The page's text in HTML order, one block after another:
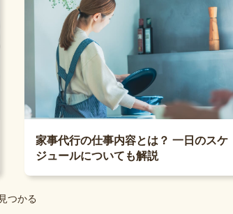
家事代行の仕事内容とは？ 一日のスケ
ジュールについても解説
つかる